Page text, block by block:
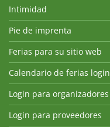
Intimidad
Pie de imprenta
Ferias para su sitio web
Calendario de ferias login
Login para organizadores
Login para proveedores